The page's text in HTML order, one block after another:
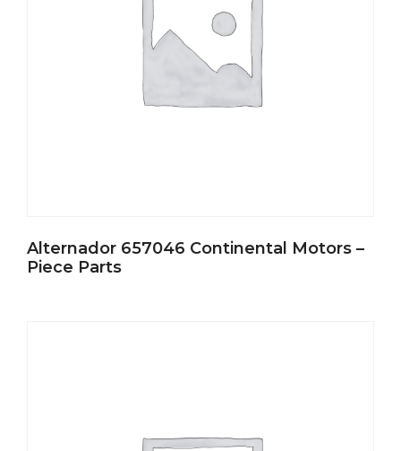
Alternador 657046 Continental Motors –
Piece Parts